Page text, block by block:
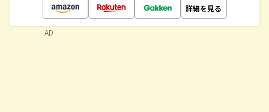
詳細を見る
AD